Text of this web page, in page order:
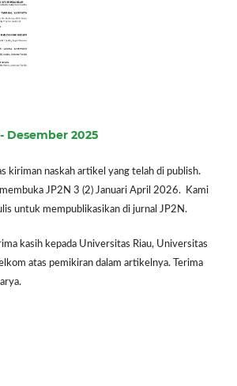
Desember 2025
kiriman naskah artikel yang telah di publish.
JP2N 3 (2) Januari April 2026. Kami
untuk mempublikasikan di jurnal JP2N.
kasih kepada Universitas Riau, Universitas
atas pemikiran dalam artikelnya. Terima